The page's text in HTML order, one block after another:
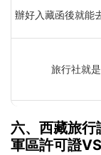
辦好入藏函後就能
旅行社就
六、西藏旅
軍區許可證